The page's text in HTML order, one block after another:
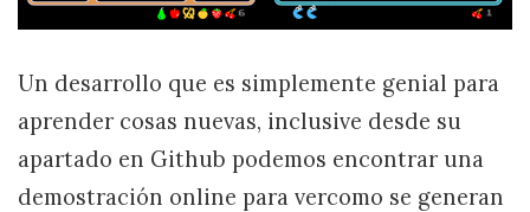
Un desarrollo que es simplemente genial para
aprender cosas nuevas, inclusive desde su
apartado en Github podemos encontrar una
demostración online para vercomo se generan